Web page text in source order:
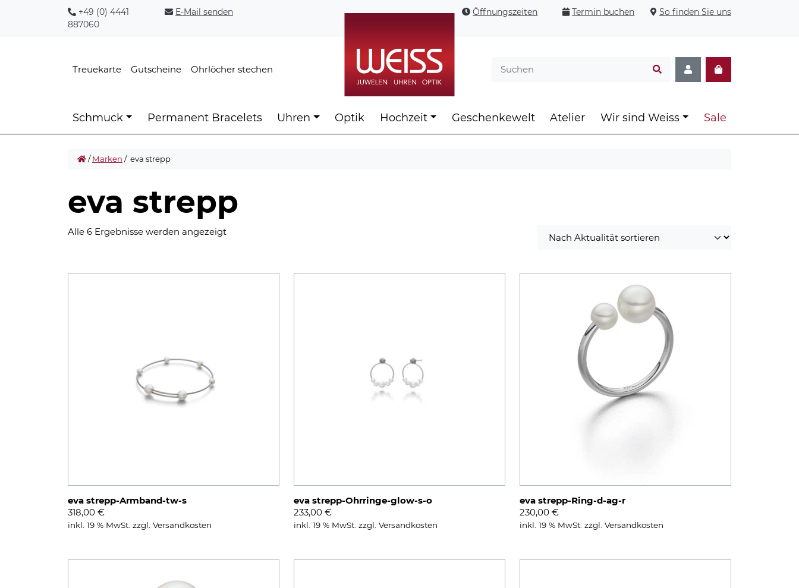
+49 (0) 4441
887060
E-Mail senden Öffnungszeiten Termin buchen So finden Sie uns
Treuekarte Gutscheine Ohrlöcher stechen
Schmuck Permanent Bracelets Uhren Optik Hochzeit Geschenkewelt Atelier Wir sind Weiss Sale
/Marken / eva strepp
eva strepp
Alle 6 Ergebnisse werden angezeigtNach
eva strepp-Armband-tw-s
318,00 €
inkl. 19 % MwSt. zzgl. Versandkosten
eva strepp-Ohrringe-glow-s-o
233,00 €
inkl. 19 % MwSt. zzgl. Versandkosten
eva strepp-Ring-d-ag-r
230,00 €
inkl. 19 % MwSt. zzgl. Versandkosten